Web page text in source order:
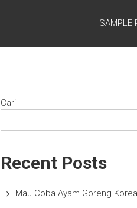
SAMPLE
Cari
Recent Posts
Mau Coba Ayam Goreng